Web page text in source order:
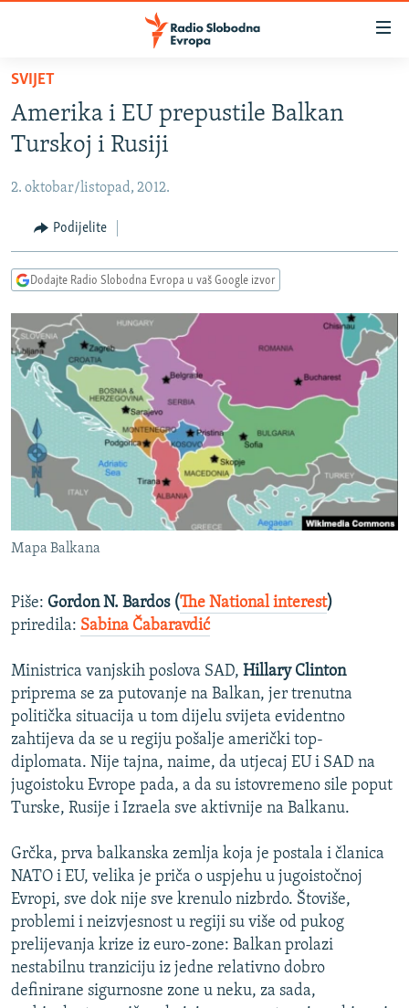
Pređite
glavni
sadržaj
na
navigaciju
Pređite
na
BOSNA I HERCEGOVINA
KOSOVO
CRNA GORA
VIDEO
FOTOGALERIJE
INFOGRAFIKE
PODCASTI
RAT U UKRAJINI
KINA NA BALKANU
RSE PRIČE IZ SVIJETA
ISPRIČAJ MI
DNEVNO@RSE
SPECIJALI RSE
VIŠE OD NASLOVA
GENOCID U SREBRENICI
POPLAVE I KLIZIŠTA U BIH 2024.
TV LIBERTY
MOJA EVROPA
TRI DECENIJE OD RATA U BIH
SVE KARTE DEJTONA
NASTANAK I RASPAD JUGOSLAVIJE
PRATITE NAS
Sve RFE/RL stranice
SVIJET
Amerika i EU prepustile Balkan
Turskoj i Rusiji
2. oktobar/listopad, 2012.
Podijelite
Dodajte Radio Slobodna Evropa u vaš Google izvor
Mapa Balkana
Piše: Gordon N. Bardos (The National interest)
priredila: Sabina Čabaravdić
Ministrica vanjskih poslova SAD, Hillary Clinton
priprema se za putovanje na Balkan, jer trenutna
politička situacija u tom dijelu svijeta evidentno
zahtijeva da se u regiju pošalje američki top-
diplomata. Nije tajna, naime, da utjecaj EU i SAD na
jugoistoku Evrope pada, a da su istovremeno sile poput
Turske, Rusije i Izraela sve aktivnije na Balkanu.
Grčka, prva balkanska zemlja koja je postala i članica
NATO i EU, velika je priča o uspjehu u jugoistočnoj
Evropi, sve dok nije sve krenulo nizbrdo. Štoviše,
problemi i neizvjesnost u regiji su više od pukog
prelijevanja krize iz euro-zone: Balkan prolazi
nestabilnu tranziciju iz jedne relativno dobro
definirane sigurnosne zone u neku, za sada,